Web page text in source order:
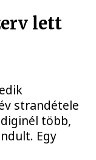
lett
strandétele
több,
Egy